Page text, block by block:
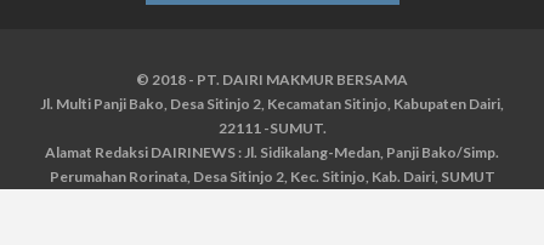
© 2018 - PT. DAIRI MAKMUR BERSAMA
Jl. Multi Panji Bako, Desa Sitinjo 2, Kecamatan Sitinjo, Kabupaten Dairi,
22111 -SUMUT.
Alamat Redaksi DAIRINEWS : Jl. Sidikalang-Medan, Panji Bako/Simp.
Perumahan Rorinata, Desa Sitinjo 2, Kec. Sitinjo, Kab. Dairi, SUMUT